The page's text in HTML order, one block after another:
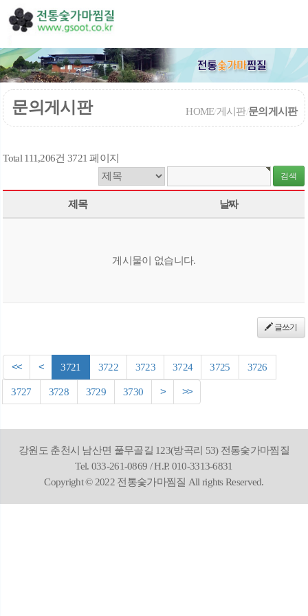
문의게시판 HOME/게시판/문의게시판
Total 111,206건 3721 페이지
제목 날짜
게시물이 없습니다.
글쓰기
<< < 3721 3722 3723 3724 3725 3726
3727 3728 3729 3730 > >>
강원도 춘천시 남산면 풀무골길 123(방곡리 53) 전통숯가마찜질
Tel. 033-261-0869 / H.P. 010-3313-6831
Copyright © 2022 전통숯가마찜질 All rights Reserved.